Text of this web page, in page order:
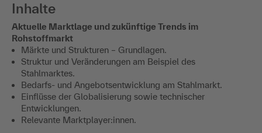
Inhalte
Aktuelle Marktlage und zukünftige Trends im
Rohstoffmarkt
Märkte und Strukturen – Grundlagen.
Struktur und Veränderungen am Beispiel des
Stahlmarktes.
Bedarfs- und Angebotsentwicklung am Stahlmarkt.
Einflüsse der Globalisierung sowie technischer
Entwicklungen.
Relevante Marktplayer:innen.